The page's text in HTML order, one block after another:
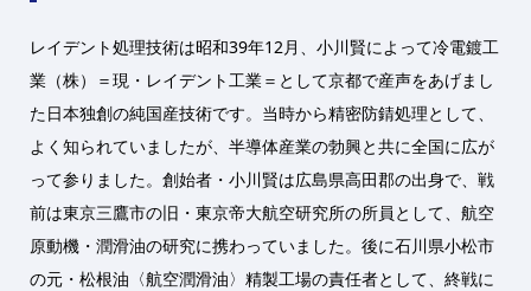
レイデント処理技術は昭和39年12月、小川賢によって冷電鍍工
業（株）＝現・レイデント工業＝として京都で産声をあげまし
た日本独創の純国産技術です。当時から精密防錆処理として、
よく知られていましたが、半導体産業の勃興と共に全国に広が
って参りました。創始者・小川賢は広島県高田郡の出身で、戦
前は東京三鷹市の旧・東京帝大航空研究所の所員として、航空
原動機・潤滑油の研究に携わっていました。後に石川県小松市
の元・松根油〈航空潤滑油〉精製工場の責任者として、終戦に